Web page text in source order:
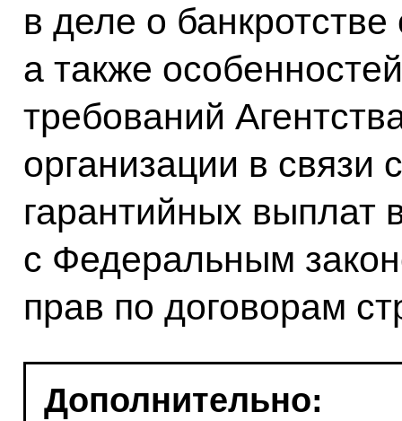
в деле о
а также
требований
организации в
гарантийных выплат
с Федеральным
прав по договорам
Дополнительно: